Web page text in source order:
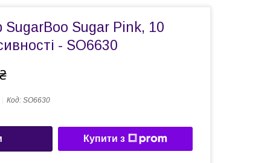
SugarBoo Sugar Pink, 10
- SO6630
Код: SO6630
Купити з